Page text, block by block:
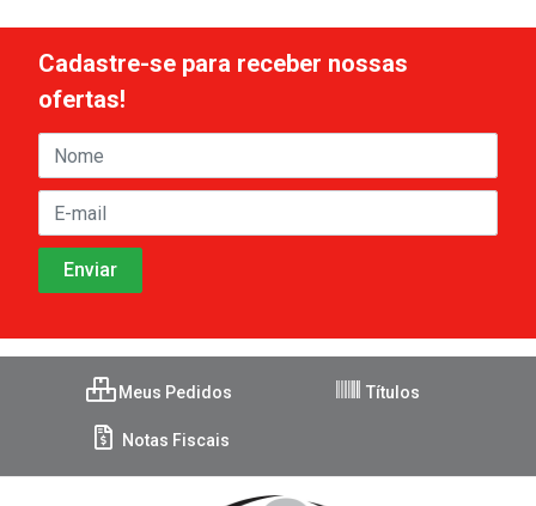
Cadastre-se para receber nossas
ofertas!
Meus Pedidos Títulos
Notas Fiscais